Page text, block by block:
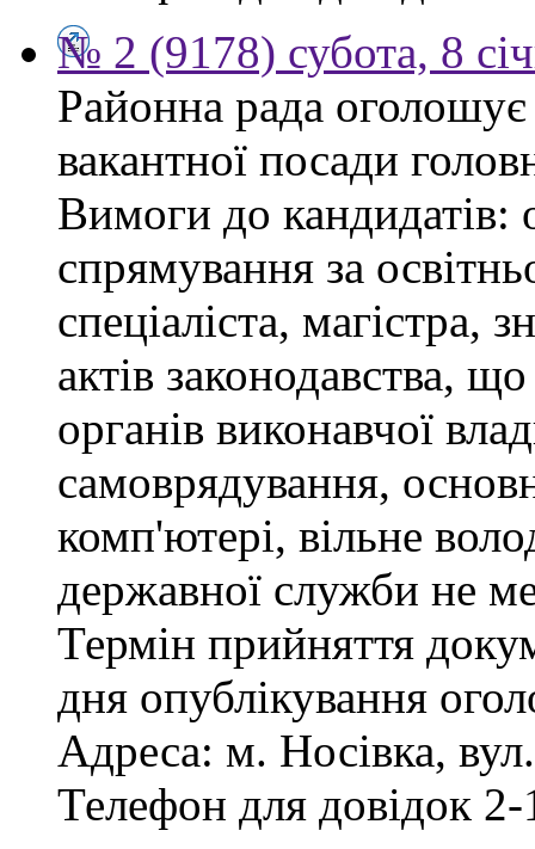
№ 2 (9178) субота, 8
Районна рада
вакантної посади
Вимоги до кандидатів:
спрямування за
спеціаліста, магістра,
актів законодавства,
органів виконавчої
самоврядування,
комп'ютері, вільне
державної служби не
Термін прийняття
дня опублікування
Адреса: м. Носівка,
Телефон для довідок